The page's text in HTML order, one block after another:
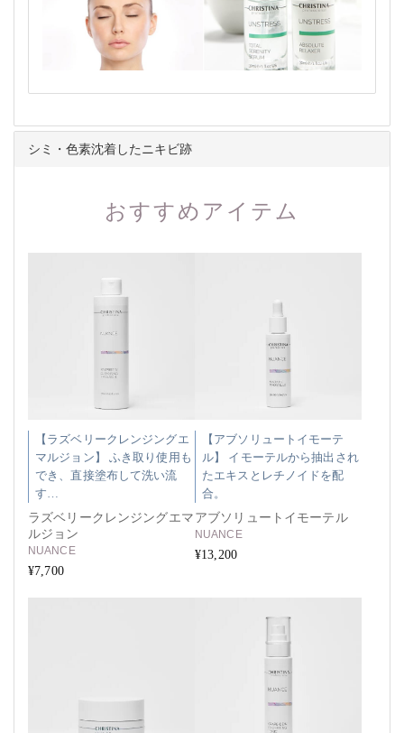
シミ・色素沈着したニキビ跡
おすすめアイテム
【ラズベリークレンジングエ
マルジョン】 ふき取り使用も
でき、直接塗布して洗い流
す…
ラズベリークレンジングエマ
ルジョン
NUANCE
¥7,700
【アブソリュートイモーテ
ル】 イモーテルから抽出され
たエキスとレチノイドを配
合。
アブソリュートイモーテル
NUANCE
¥13,200